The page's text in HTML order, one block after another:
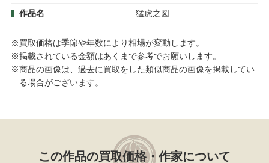
作品名 猛虎之図
※買取価格は季節や年数により相場が変動します。
※掲載されている金額はあくまで参考でお願いします。
※商品の画像は、過去に買取をした類似商品の画像を掲載してい
る場合がございます。
この作品の買取価格・作家について